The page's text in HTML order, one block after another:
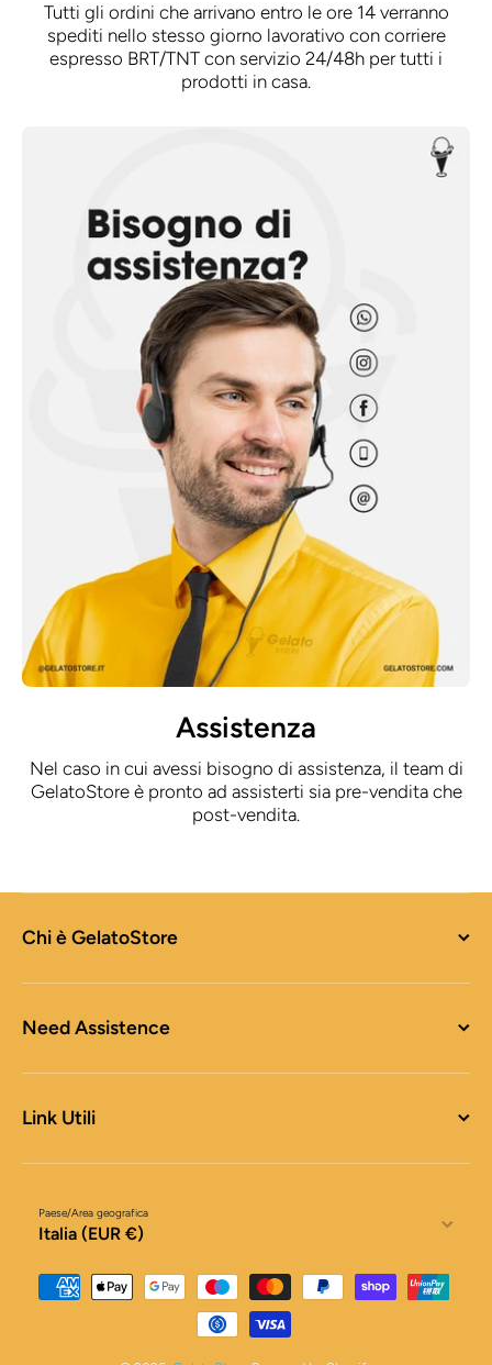
Tutti gli ordini che arrivano entro le ore 14 verranno
spediti nello stesso giorno lavorativo con corriere
espresso BRT/TNT con servizio 24/48h per tutti i
prodotti in casa.
Assistenza
Nel caso in cui avessi bisogno di assistenza, il team di
GelatoStore è pronto ad assisterti sia pre-vendita che
post-vendita.
Chi è GelatoStore
Need Assistence
Link Utili
Paese/Area geografica
Italia (EUR €)
Metodi di pagamento